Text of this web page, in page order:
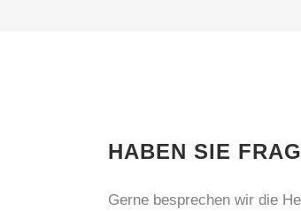
HABEN SIE
Gerne besprechen wir die